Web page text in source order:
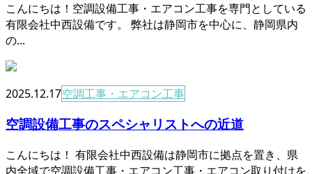
こんにちは！空調設備工事・エアコン工事を専門としている
有限会社中西設備です。 弊社は静岡市を中心に、静岡県内
の...
2025.12.17空調工事・エアコン工事
空調設備工事のスペシャリストへの近道
こんにちは！ 有限会社中西設備は静岡市に拠点を置き、県
内全域で空調設備工事・エアコン工事・エアコン取り付けを